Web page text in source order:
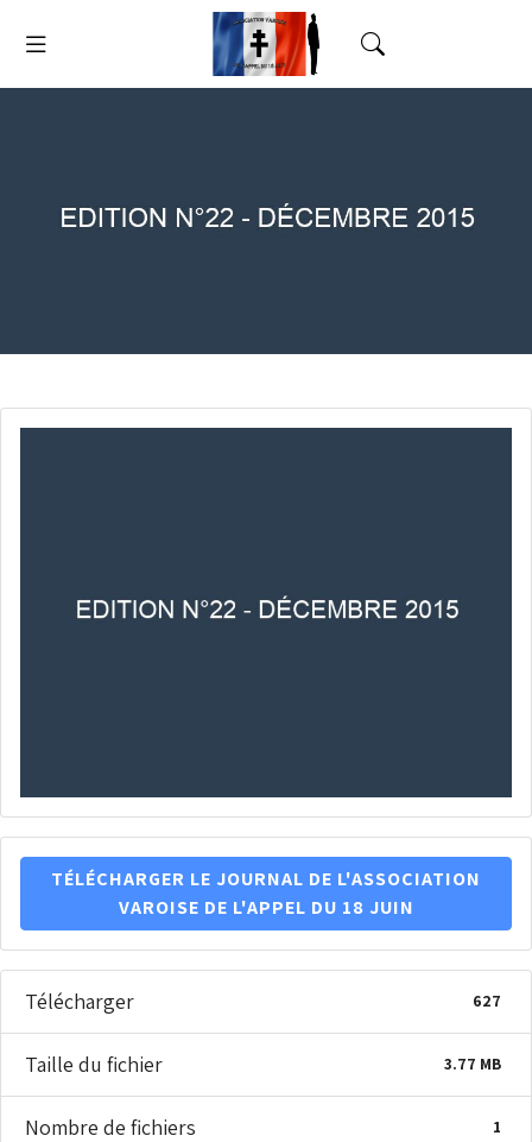
TÉLÉCHARGER LE JOURNAL DE L'ASSOCIATION
VAROISE DE L'APPEL DU 18 JUIN
Télécharger 627
Taille du fichier 3.77 MB
Nombre de fichiers 1